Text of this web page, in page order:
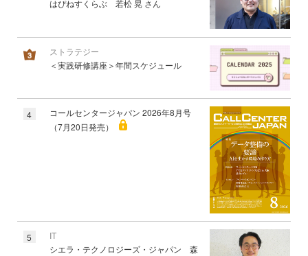
はぴねすくらぶ 若松 晃 さん
ストラテジー
＜実践研修講座＞年間スケジュール
4
コールセンタージャパン 2026年8月号
（7月20日発売）
5
IT
シエラ・テクノロジーズ・ジャパン 森